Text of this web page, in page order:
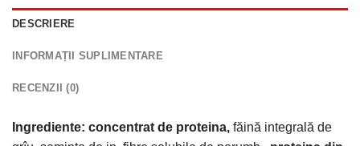
DESCRIERE
INFORMAȚII SUPLIMENTARE
RECENZII (0)
Ingrediente: concentrat de proteina, făină integrală de